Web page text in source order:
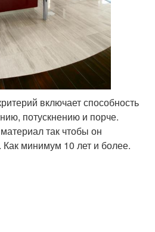
включает способность
потускнению и порче.
так чтобы он
минимум 10 лет и более.